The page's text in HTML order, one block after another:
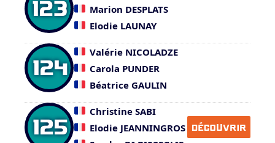
123
Marion DESPLATS
Elodie LAUNAY
124
Valérie NICOLADZE
Carola PUNDER
Béatrice GAULIN
125
Christine SABI
Elodie JEANNINGROS
DÉCOUVRIR